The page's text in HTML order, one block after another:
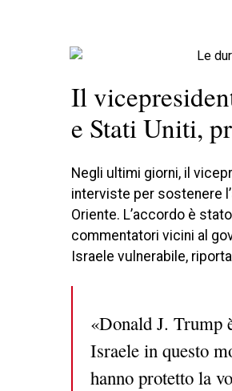
Il
e Stati Uniti,
Negli ultimi giorni, il
interviste per sostenere l’
Oriente. L’accordo è
commentatori vicini al
Israele vulnerabile, riporta
«Donald J. Trump
Israele in questo
hanno protetto la